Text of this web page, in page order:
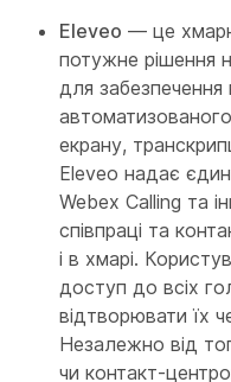
Eleveo — це
потужне рішення
для забезпечення
екрану,
Eleveo надає
Webex Calling та
співпраці та
і в хмарі.
доступ до всіх
відтворювати їх
Незалежно від
чи контакт-